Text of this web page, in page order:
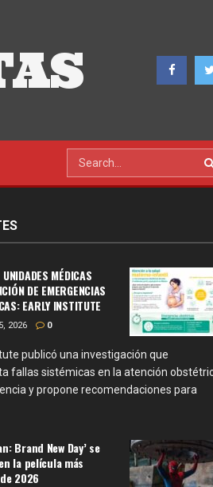
MÉDICAS
DE EMERGENCIAS
EARLY INSTITUTE
2026 0
publicó una investigación que
fallas sistémicas en la atención
y propone recomendaciones para
Brand New Day’ se
la película más
2026